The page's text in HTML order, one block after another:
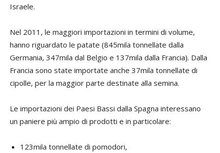
Israele.
Nel 2011, le maggiori importazioni in termini di volume,
hanno riguardato le patate (845mila tonnellate dalla
Germania, 347mila dal Belgio e 137mila dalla Francia). Dalla
Francia sono state importate anche 37mila tonnellate di
cipolle, per la maggior parte destinate alla semina.
Le importazioni dei Paesi Bassi dalla Spagna interessano
un paniere più ampio di prodotti e in particolare:
123mila tonnellate di pomodori,